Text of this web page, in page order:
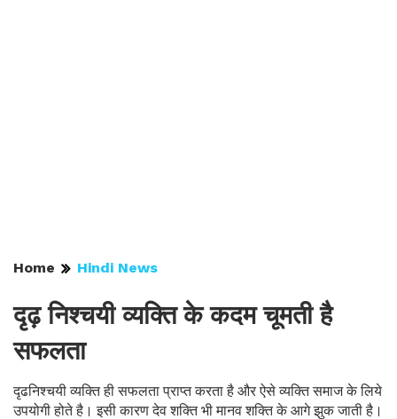
Home Hindi News
दृढ़ निश्चयी व्यक्ति के कदम चूमती है
सफलता
दृढनिश्चयी व्यक्ति ही सफलता प्राप्त करता है और ऐसे व्यक्ति समाज के लिये
उपयोगी होते है। इसी कारण देव शक्ति भी मानव शक्ति के आगे झुक जाती है।